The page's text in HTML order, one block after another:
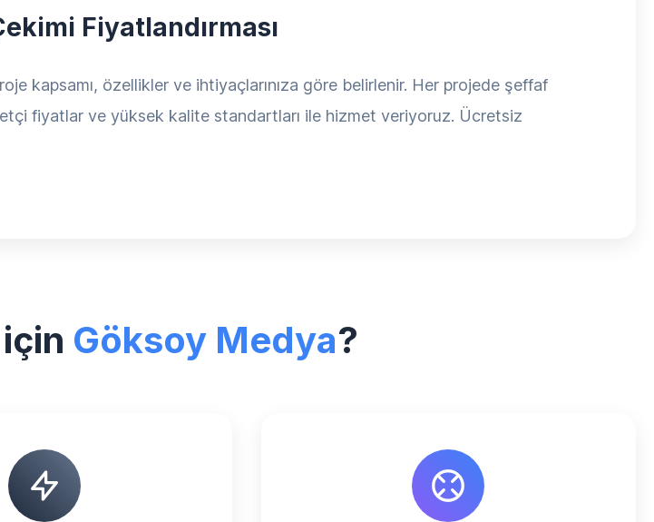
Fiyatlandırması
kapsamı, özellikler ve ihtiyaçlarınıza göre belirlenir. Her projede şeffaf
fiyatlar ve yüksek kalite standartları ile hizmet veriyoruz. Ücretsiz
Göksoy Medya?